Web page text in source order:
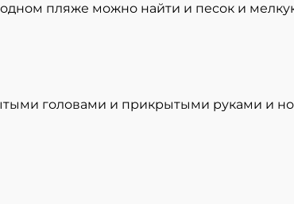
пляже можно найти и песок и
головами и прикрытыми руками и